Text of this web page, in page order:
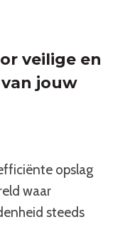
veilige en
jouw
opslag
waar
steeds